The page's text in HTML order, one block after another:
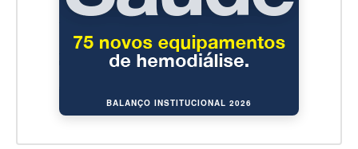
BALANÇO INSTITUCIONAL 2026